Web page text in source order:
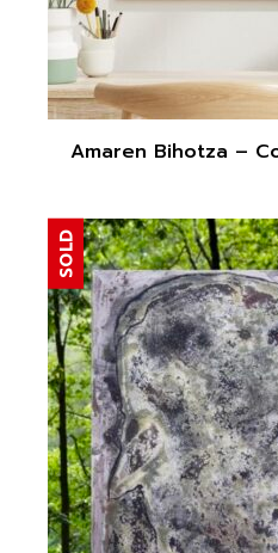
Amaren Bihotza –
SOLD